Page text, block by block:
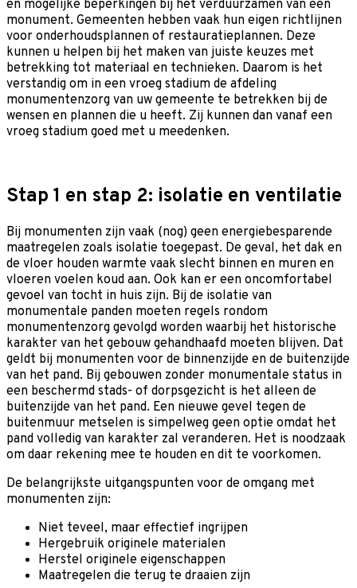
en mogelijke beperkingen bij het verduurzamen van een
monument. Gemeenten hebben vaak hun eigen richtlijnen
voor onderhoudsplannen of restauratieplannen. Deze
kunnen u helpen bij het maken van juiste keuzes met
betrekking tot materiaal en technieken. Daarom is het
verstandig om in een vroeg stadium de afdeling
monumentenzorg van uw gemeente te betrekken bij de
wensen en plannen die u heeft. Zij kunnen dan vanaf een
vroeg stadium goed met u meedenken.
Stap 1 en stap 2: isolatie en ventilatie
Bij monumenten zijn vaak (nog) geen energiebesparende
maatregelen zoals isolatie toegepast. De geval, het dak en
de vloer houden warmte vaak slecht binnen en muren en
vloeren voelen koud aan. Ook kan er een oncomfortabel
gevoel van tocht in huis zijn. Bij de isolatie van
monumentale panden moeten regels rondom
monumentenzorg gevolgd worden waarbij het historische
karakter van het gebouw gehandhaafd moeten blijven. Dat
geldt bij monumenten voor de binnenzijde en de buitenzijde
van het pand. Bij gebouwen zonder monumentale status in
een beschermd stads- of dorpsgezicht is het alleen de
buitenzijde van het pand. Een nieuwe gevel tegen de
buitenmuur metselen is simpelweg geen optie omdat het
pand volledig van karakter zal veranderen. Het is noodzaak
om daar rekening mee te houden en dit te voorkomen.
De belangrijkste uitgangspunten voor de omgang met
monumenten zijn:
Niet teveel, maar effectief ingrijpen
Hergebruik originele materialen
Herstel originele eigenschappen
Maatregelen die terug te draaien zijn